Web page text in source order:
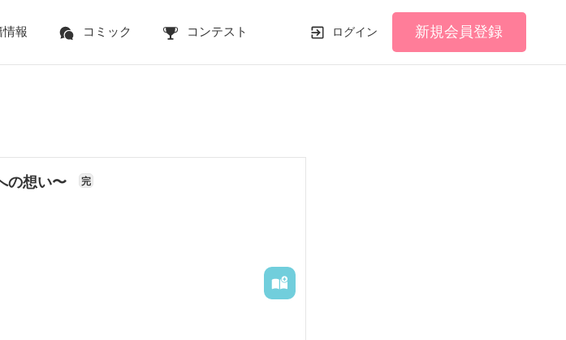
情報 コミック コンテスト ログイン 新規会員登録
の想い〜 完